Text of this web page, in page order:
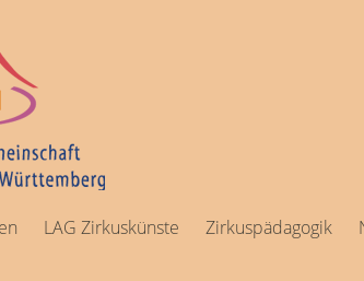
LAG Zirkuskünste Zirkuspädagogik